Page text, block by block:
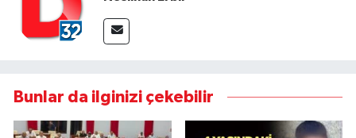
Bunlar da ilginizi çekebilir